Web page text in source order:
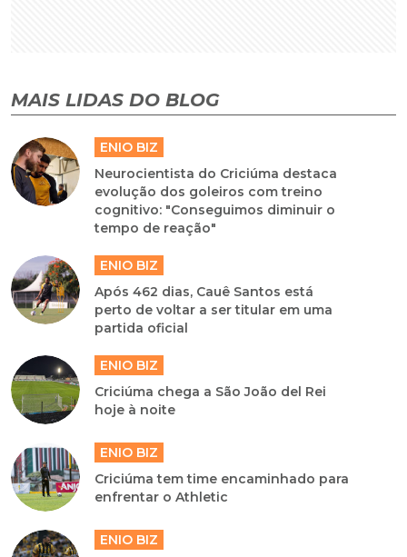
MAIS LIDAS DO BLOG
ENIO BIZ
Neurocientista do Criciúma destaca
evolução dos goleiros com treino
cognitivo: "Conseguimos diminuir o
tempo de reação"
ENIO BIZ
Após 462 dias, Cauê Santos está
perto de voltar a ser titular em uma
partida oficial
ENIO BIZ
Criciúma chega a São João del Rei
hoje à noite
ENIO BIZ
Criciúma tem time encaminhado para
enfrentar o Athletic
ENIO BIZ